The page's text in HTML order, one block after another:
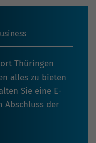
Thüringen
alles zu bieten
Sie eine E-
Abschluss der